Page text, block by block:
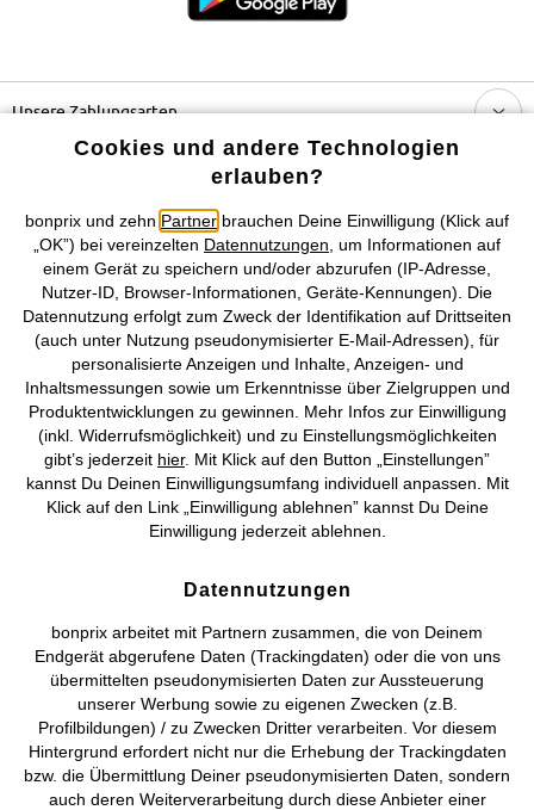
Unsere Zahlungsarten
Unser Angebot
Unser Unternehmen
Topkategorien / Saisonales
Mehr von bonprix auf
Preisangaben inkl. gesetzl. MwSt. und zzgl.
Vertrag widerrufen
©2026 bonprix.Alle Rechte vorbehalten.
Cookies und andere Technologien
erlauben?
bonprix und zehn Partner brauchen Deine Einwilligung (Klick auf
„OK”) bei vereinzelten Datennutzungen , um Informationen auf
einem Gerät zu speichern und/oder abzurufen (IP-Adresse,
Nutzer-ID, Browser-Informationen, Geräte-Kennungen). Die
Datennutzung erfolgt zum Zweck der Identifikation auf Drittseiten
(auch unter Nutzung pseudonymisierter E-Mail-Adressen), für
personalisierte Anzeigen und Inhalte, Anzeigen- und
Inhaltsmessungen sowie um Erkenntnisse über Zielgruppen und
Produktentwicklungen zu gewinnen. Mehr Infos zur Einwilligung
(inkl. Widerrufsmöglichkeit) und zu Einstellungsmöglichkeiten
gibt’s jederzeit hier. Mit Klick auf den Button „Einstellungen”
kannst Du Deinen Einwilligungsumfang individuell anpassen. Mit
Klick auf den Link „Einwilligung ablehnen” kannst Du Deine
Einwilligung jederzeit ablehnen.
Datennutzungen
bonprix arbeitet mit Partnern zusammen, die von Deinem
Endgerät abgerufene Daten (Trackingdaten) oder die von uns
übermittelten pseudonymisierten Daten zur Aussteuerung
unserer Werbung sowie zu eigenen Zwecken (z.B.
Profilbildungen) / zu Zwecken Dritter verarbeiten. Vor diesem
Hintergrund erfordert nicht nur die Erhebung der Trackingdaten
bzw. die Übermittlung Deiner pseudonymisierten Daten, sondern
auch deren Weiterverarbeitung durch diese Anbieter einer